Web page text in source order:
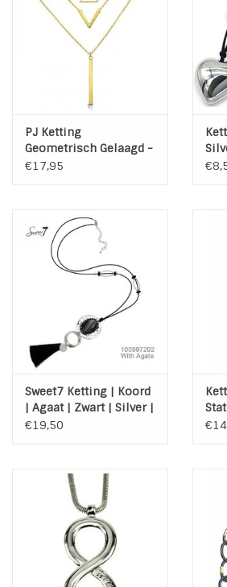
PJ Ketting
Geometrisch Gelaagd -
Gold
€17,95
Sweet7 Ketting | Koord
| Agaat | Zwart | Silver |
Tassel
€19,50